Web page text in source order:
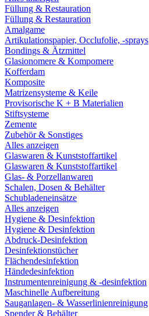
Füllung & Restauration
Füllung & Restauration
Amalgame
Artikulationspapier, Occlufolie, -sprays
Bondings & Ätzmittel
Glasionomere & Kompomere
Kofferdam
Komposite
Matrizensysteme & Keile
Provisorische K + B Materialien
Stiftsysteme
Zemente
Zubehör & Sonstiges
Alles anzeigen
Glaswaren & Kunststoffartikel
Glaswaren & Kunststoffartikel
Glas- & Porzellanwaren
Schalen, Dosen & Behälter
Schubladeneinsätze
Alles anzeigen
Hygiene & Desinfektion
Hygiene & Desinfektion
Abdruck-Desinfektion
Desinfektionstücher
Flächendesinfektion
Händedesinfektion
Instrumentenreinigung & -desinfektion
Maschinelle Aufbereitung
Sauganlagen- & Wasserlinienreinigung
Spender & Behälter